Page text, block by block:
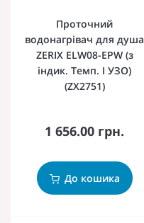
Проточний
водонагрівач для душа
ZERIX ELW08-EPW (з
індик. Темп. І УЗО)
(ZX2751)
1 656.00 грн.
До кошика